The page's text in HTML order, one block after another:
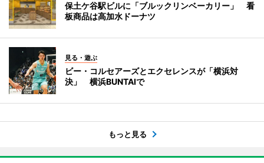
保土ケ谷駅ビルに「ブルックリンベーカリー」 看
板商品は高加水ドーナツ
見る・遊ぶ
ビー・コルセアーズとエクセレンスが「横浜対
決」 横浜BUNTAIで
もっと見る